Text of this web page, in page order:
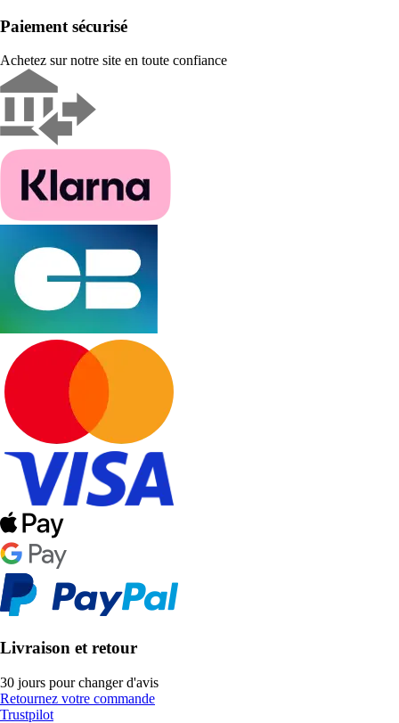
Paiement sécurisé
Achetez sur notre site en toute confiance
Livraison et retour
30 jours pour changer d'avis
Retournez votre commande
Trustpilot